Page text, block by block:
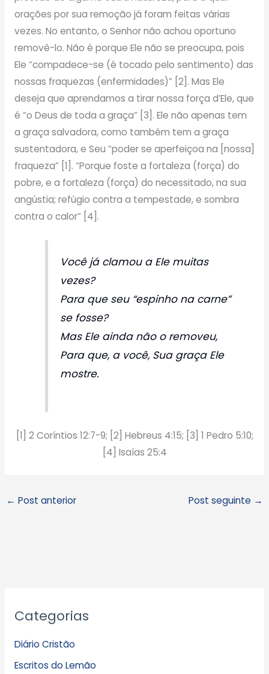
orações por sua remoção já foram feitas várias
vezes. No entanto, o Senhor não achou oportuno
removê-lo. Não é porque Ele não se preocupa, pois
Ele “compadece-se (é tocado pelo sentimento) das
nossas fraquezas (enfermidades)” [2]. Mas Ele
deseja que aprendamos a tirar nossa força d’Ele, que
é “o Deus de toda a graça” [3]. Ele não apenas tem
a graça salvadora, como também tem a graça
sustentadora, e Seu “poder se aperfeiçoa na [nossa]
fraqueza” [1]. “Porque foste a fortaleza (força) do
pobre, e a fortaleza (força) do necessitado, na sua
angústia; refúgio contra a tempestade, e sombra
contra o calor” [4].
Você já clamou a Ele muitas
vezes?
Para que seu “espinho na carne”
se fosse?
Mas Ele ainda não o removeu,
Para que, a você, Sua graça Ele
mostre.
[1] 2 Coríntios 12:7-9; [2] Hebreus 4:15; [3] 1 Pedro 5:10;
[4] Isaías 25:4
← Post anterior Post seguinte →
Categorias
Diário Cristão
Escritos do Lemão
r
i